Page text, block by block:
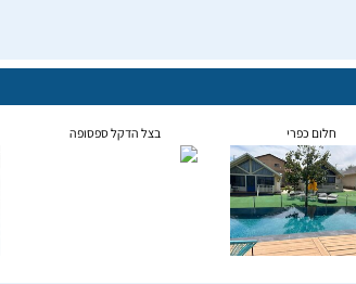
חלום כפרי בצל הדקל ספסופה